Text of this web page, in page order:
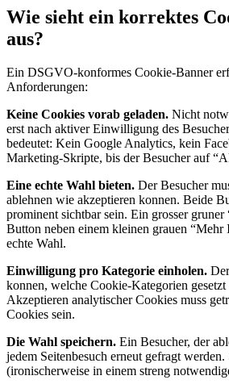
Wie sieht ein korrektes
aus?
Ein DSGVO-konformes Cookie-Banner
Anforderungen:
Keine Cookies vorab geladen. Nicht
erst nach aktiver Einwilligung des
bedeutet: Kein Google Analytics, kein
Marketing-Skripte, bis der Besucher auf
Eine echte Wahl bieten. Der Besucher
ablehnen wie akzeptieren konnen. Beide
prominent sichtbar sein. Ein grosser
Button neben einem kleinen grauen
echte Wahl.
Einwilligung pro Kategorie einholen.
konnen, welche Cookie-Kategorien
Akzeptieren analytischer Cookies muss
Cookies sein.
Die Wahl speichern. Ein Besucher, der
jedem Seitenbesuch erneut gefragt
(ironischerweise in einem streng